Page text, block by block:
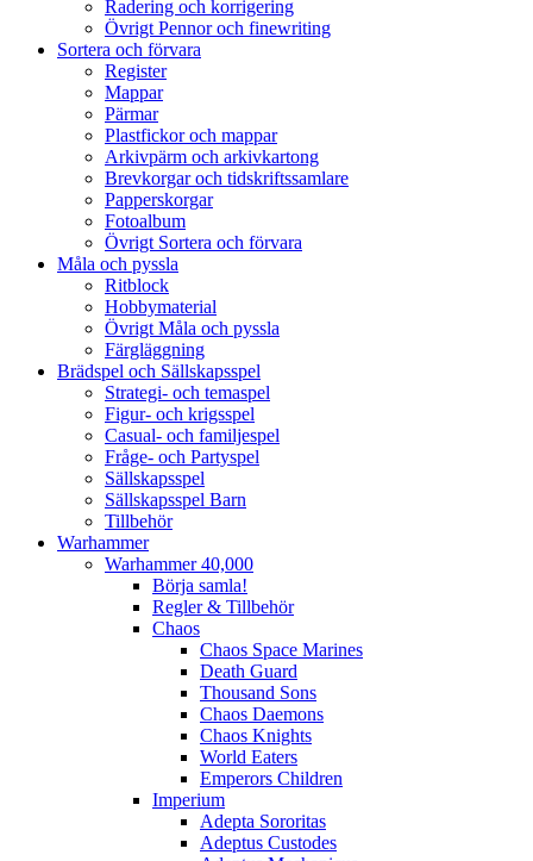
Radering och korrigering
Övrigt Pennor och finewriting
Sortera och förvara
Register
Mappar
Pärmar
Plastfickor och mappar
Arkivpärm och arkivkartong
Brevkorgar och tidskriftssamlare
Papperskorgar
Fotoalbum
Övrigt Sortera och förvara
Måla och pyssla
Ritblock
Hobbymaterial
Övrigt Måla och pyssla
Färgläggning
Brädspel och Sällskapsspel
Strategi- och temaspel
Figur- och krigsspel
Casual- och familjespel
Fråge- och Partyspel
Sällskapsspel
Sällskapsspel Barn
Tillbehör
Warhammer
Warhammer 40,000
Börja samla!
Regler & Tillbehör
Chaos
Chaos Space Marines
Death Guard
Thousand Sons
Chaos Daemons
Chaos Knights
World Eaters
Emperors Children
Imperium
Adepta Sororitas
Adeptus Custodes